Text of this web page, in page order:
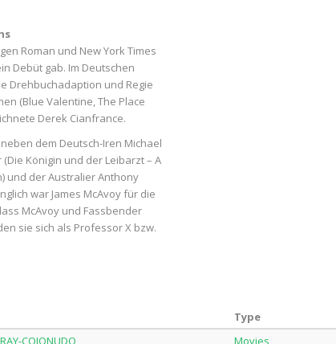
Roman und New York Times
Debüt gab. Im Deutschen
Drehbuchadaption und Regie
(Blue Valentine, The Place
Derek Cianfrance.
dem Deutsch-Iren Michael
Königin und der Leibarzt – A
und der Australier Anthony
war James McAvoy für die
McAvoy und Fassbender
sie sich als Professor X bzw.
Type
COJONUDO
Movies